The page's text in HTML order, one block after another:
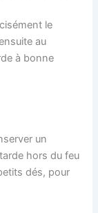
le
au
à bonne
un
hors du feu
dés, pour